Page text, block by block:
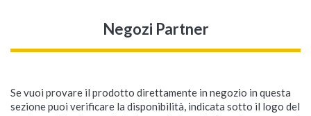
Negozi Partner
Se vuoi provare il prodotto direttamente in negozio in questa
sezione puoi verificare la disponibilità, indicata sotto il logo del